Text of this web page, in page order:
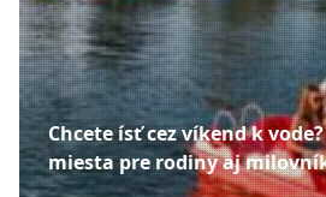
Chcete ísť cez víkend k
miesta pre rodiny aj